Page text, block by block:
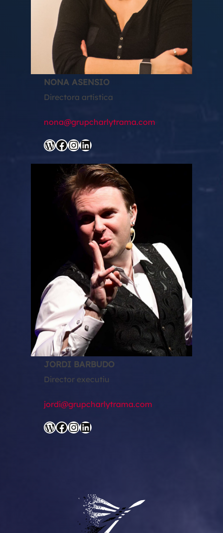
NONA ASENSIO
Directora artística
nona@grupcharlytrama.com
WordPress Facebook InstagramLinkedIn
JORDI BARBUDO
Director executiu
jordi@grupcharlytrama.com
WordPress Facebook InstagramLinkedIn